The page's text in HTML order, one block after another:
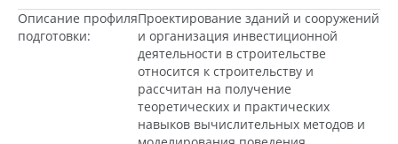
Описание профиля
подготовки:
Проектирование зданий и сооружений
и организация инвестиционной
деятельности в строительстве
относится к строительству и
рассчитан на получение
теоретических и практических
навыков вычислительных методов и